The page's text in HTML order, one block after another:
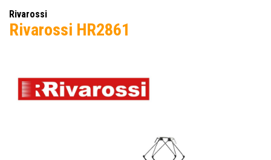
Rivarossi
Rivarossi HR2861